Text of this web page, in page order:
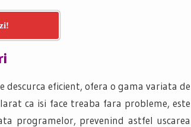
descurca eficient, ofera o gama variata de
ca isi face treaba fara probleme, este
programelor, prevenind astfel uscarea